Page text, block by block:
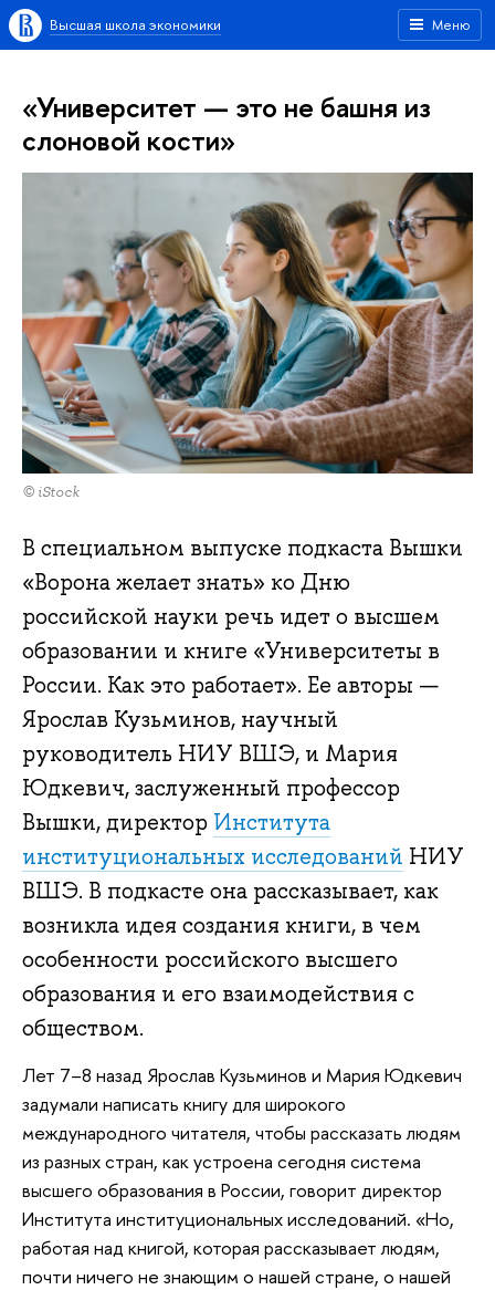
Меню
Высшая школа экономики
«Университет — это не башня из
слоновой кости»
© iStock
В специальном выпуске подкаста Вышки
«Ворона желает знать» ко Дню
российской науки речь идет о высшем
образовании и книге «Университеты в
России. Как это работает». Ее авторы —
Ярослав Кузьминов, научный
руководитель НИУ ВШЭ, и Мария
Юдкевич, заслуженный профессор
Вышки, директор Института
институциональных исследований НИУ
ВШЭ. В подкасте она рассказывает, как
возникла идея создания книги, в чем
особенности российского высшего
образования и его взаимодействия с
обществом.
Лет 7–8 назад Ярослав Кузьминов и Мария Юдкевич
задумали написать книгу для широкого
международного читателя, чтобы рассказать людям
из разных стран, как устроена сегодня система
высшего образования в России, говорит директор
Института институциональных исследований. «Но,
работая над книгой, которая рассказывает людям,
почти ничего не знающим о нашей стране, о нашей